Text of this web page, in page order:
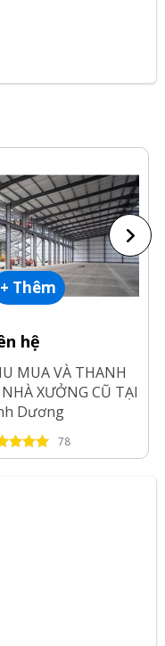
+ Thêm
hệ
MUA VÀ THANH
NHÀ XƯỞNG CŨ TẠI
Dương
78